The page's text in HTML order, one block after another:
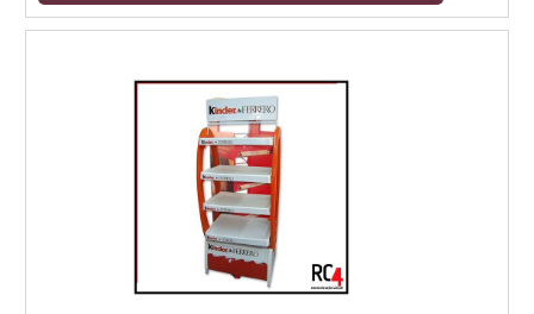
resistente ao tempo, acabamento com estrutura
visual, resistência ao tempo e sol. Materiais
nobres, instalação especializada,
personalização completa.